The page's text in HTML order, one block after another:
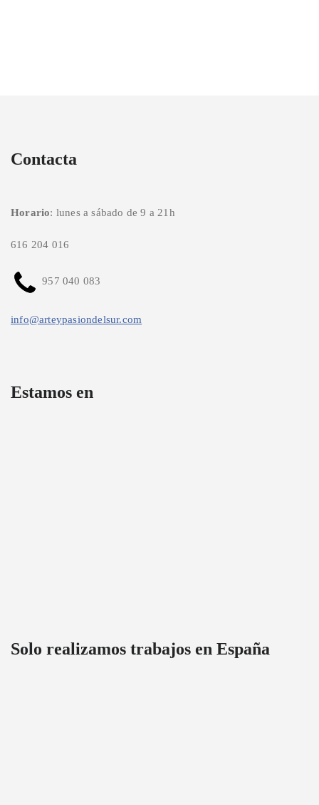
Contacta
Horario: lunes a sábado de 9 a 21h
616 204 016
957 040 083
info@arteypasiondelsur.com
Estamos en
Solo realizamos trabajos en España